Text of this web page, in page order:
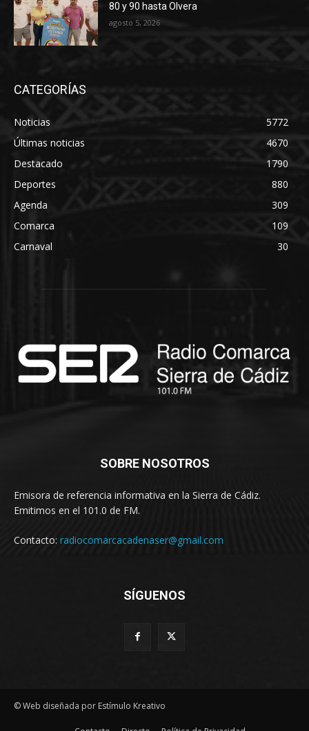
80 y 90 hasta Olvera
agosto 5, 2026
CATEGORÍAS
Noticias
5772
Últimas noticias
4670
Destacado
1790
Deportes
880
Agenda
309
Comarca
109
Carnaval
30
SOBRE NOSOTROS
Emisora de referencia informativa en la Sierra de Cádiz.
Emitimos en el 101.0 de FM.
Contacto: radiocomarcacadenaser@gmail.com
SÍGUENOS
© Web diseñada por Estímulo Kreativo